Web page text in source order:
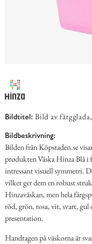
Bildtitel: Bild av
Bildbeskrivning:
Bilden från Köpstaden.se
produkten Väska Hinza Blå i
intressant visuell symmetri.
vilket ger dem en robust
Hinzaväskan, men hela
röd, grön, rosa, vit, svart,
presentation.
Handtagen på väskorna är